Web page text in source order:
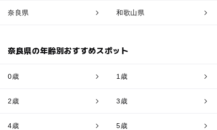
奈良県 和歌山県
奈良県の年齢別おすすめスポット
0歳 1歳
2歳 3歳
4歳 5歳